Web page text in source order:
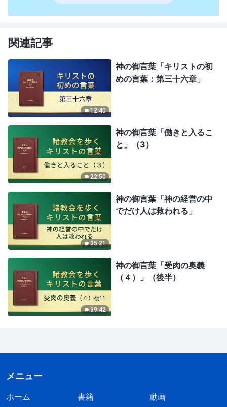
関連記事
12:40
神の御言葉「キリストの初
めの言葉：第三十六章」
22:50
神の御言葉「働きと入るこ
と」（3）
35:21
神の御言葉「神の経営の中
でだけ人は救われる」
39:42
神の御言葉「受肉の奥義
（４）」（後半）
メニュー
ホーム 書籍
動画